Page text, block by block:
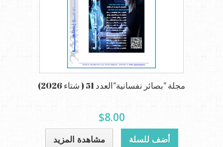
مجلة "بصائر نفسانية"العدد 51 ( شتاء 2026)
$8.00
أضف للسلة مشاهدة المزيد